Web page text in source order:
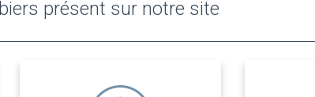
présent sur notre site